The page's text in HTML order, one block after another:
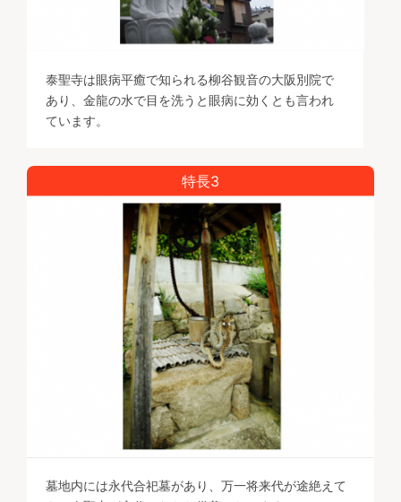
泰聖寺は眼病平癒で知られる柳谷観音の大阪別院で
あり、金龍の水で目を洗うと眼病に効くとも言われ
ています。
特長3
墓地内には永代合祀墓があり、万一将来代が途絶えて